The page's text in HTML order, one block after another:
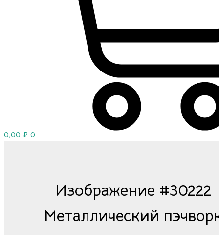
0,00 ₽ 0
Изображение #30222
Металлический